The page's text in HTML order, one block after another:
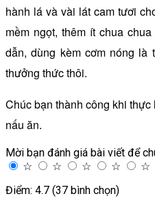
hành lá và vài lát cam tươi
mềm ngọt, thêm ít chua
dẫn, dùng kèm cơm nóng là
thưởng thức thôi.
Chúc bạn thành công khi
nấu ăn.
Mời bạn đánh giá bài viết để
☆
☆ ☆ ☆
☆
Điểm: 4.7 (37 bình chọn)